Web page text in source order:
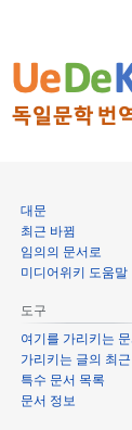
대문
최근 바뀜
임의의 문서로
미디어위키 도움말
도구
여기를 가리키는
가리키는 글의 최
특수 문서 목록
문서 정보